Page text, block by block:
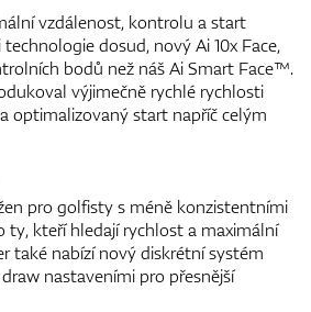
vzdálenost, kontrolu a start
dosud, nový Ai 10x Face,
bodů než náš Ai Smart Face™.
výjimečně rychlé rychlosti
optimalizovaný start napříč celým
pro golfisty s méně konzistentními
ty, kteří hledají rychlost a maximální
také nabízí nový diskrétní systém
nastaveními pro přesnější